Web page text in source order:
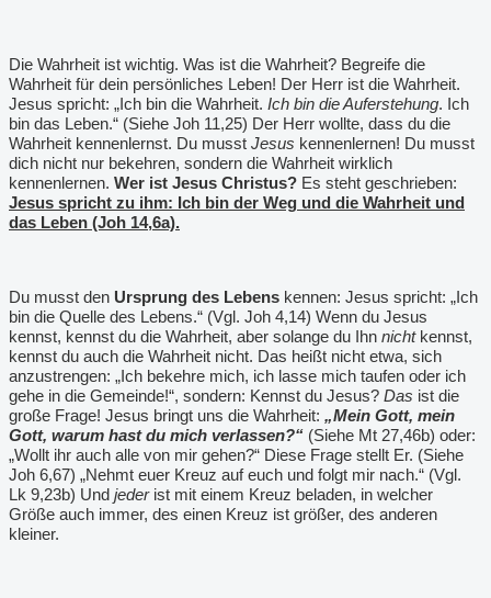
Die Wahrheit ist wichtig. Was ist die Wahrheit? Begreife die
Wahrheit für dein persönliches Leben! Der Herr ist die Wahrheit.
Jesus spricht: „Ich bin die Wahrheit. Ich bin die Auferstehung. Ich
bin das Leben.“ (Siehe Joh 11,25) Der Herr wollte, dass du die
Wahrheit kennenlernst. Du musst Jesus kennenlernen! Du musst
dich nicht nur bekehren, sondern die Wahrheit wirklich
kennenlernen. Wer ist Jesus Christus? Es steht geschrieben:
Jesus spricht zu ihm: Ich bin der Weg und die Wahrheit und
das Leben (Joh 14,6a).
Du musst den Ursprung des Lebens kennen: Jesus spricht: „Ich
bin die Quelle des Lebens.“ (Vgl. Joh 4,14) Wenn du Jesus
kennst, kennst du die Wahrheit, aber solange du Ihn nichtkennst,
kennst du auch die Wahrheit nicht. Das heißt nicht etwa, sich
anzustrengen: „Ich bekehre mich, ich lasse mich taufen oder ich
gehe in die Gemeinde!“, sondern: Kennst du Jesus? Das ist die
große Frage! Jesus bringt uns die Wahrheit: „Mein Gott, mein
Gott, warum hast du mich verlassen?“ (Siehe Mt 27,46b) oder:
„Wollt ihr auch alle von mir gehen?“ Diese Frage stellt Er. (Siehe
Joh 6,67) „Nehmt euer Kreuz auf euch und folgt mir nach.“ (Vgl.
Lk 9,23b) Und jeder ist mit einem Kreuz beladen, in welcher
Größe auch immer, des einen Kreuz ist größer, des anderen
kleiner.